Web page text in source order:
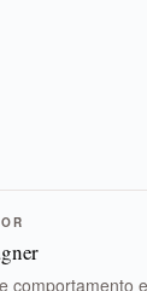
comportamento